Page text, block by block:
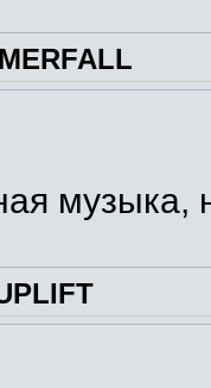
музыка,